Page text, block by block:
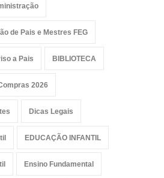
de Pais e Mestres FEG
a Pais BIBLIOTECA
2026
Dicas Legais
EDUCAÇÃO INFANTIL
Ensino Fundamental